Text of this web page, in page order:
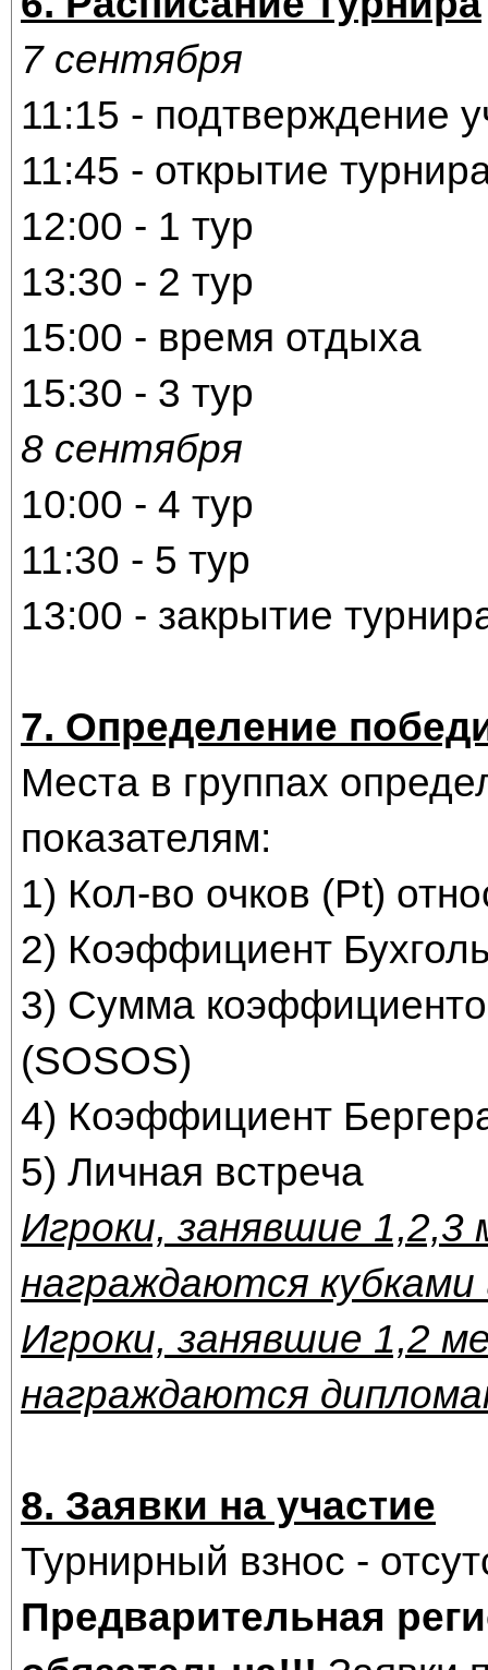
7 сентября
11:15 - подтверждение
11:45 - открытие
12:00 - 1 тур
13:30 - 2 тур
15:00 - время отдыха
15:30 - 3 тур
8 сентября
10:00 - 4 тур
11:30 - 5 тур
13:00 - закрытие
7. Определение
Места в группах
показателям:
1) Кол-во очков (Pt)
2) Коэффициент
3) Сумма
(SOSOS)
4) Коэффициент
5) Личная встреча
Игроки, занявшие
награждаются
Игроки, занявшие 1,2
награждаются
8. Заявки на участие
Турнирный взнос -
Предварительная